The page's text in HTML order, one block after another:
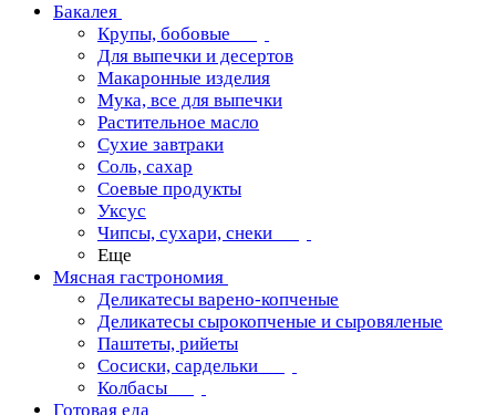
Бакалея
Крупы, бобовые
Для выпечки и десертов
Макаронные изделия
Мука, все для выпечки
Растительное масло
Сухие завтраки
Соль, сахар
Соевые продукты
Уксус
Чипсы, сухари, снеки
Еще
Мясная гастрономия
Деликатесы варено-копченые
Деликатесы сырокопченые и сыровяленые
Паштеты, рийеты
Сосиски, сардельки
Колбасы
Готовая еда